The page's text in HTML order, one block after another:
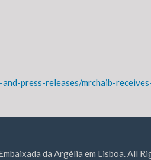
press-releases/mrchaib-
da Argélia em Lisboa. All